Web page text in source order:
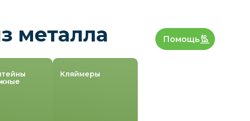
металла Помощь
Кляймеры